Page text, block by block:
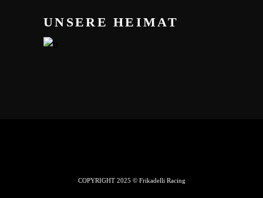
UNSERE HEIMAT
COPYRIGHT 2025 © Frikadelli Racing